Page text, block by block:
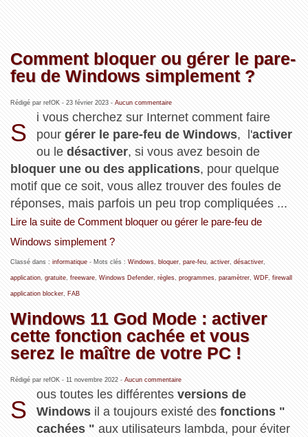
Comment bloquer ou gérer le pare-
feu de Windows simplement ?
Rédigé par refOK - 23 février 2023- Aucun commentaire
S
i vous cherchez sur Internet comment faire
pourgérer le pare-feu de Windows, l'activer
ou ledésactiver, si vous avez besoin de
bloquer une ou des applications, pour quelque
motif que ce soit, vous allez trouver des foules de
réponses, mais parfois un peu trop compliquées ...
Lire la suite de Comment bloquer ou gérer le pare-feu de
Windows simplement ?
Classé dans : informatique- Mots clés : Windows, bloquer, pare-feu, activer, désactiver,
application, gratuite, freeware, Windows Defender, règles, programmes, paramètrer, WDF, firewall
application blocker, FAB
Windows 11 God Mode : activer
cette fonction cachée et vous
serez le maître de votre PC !
Rédigé par refOK - 11 novembre 2022- Aucun commentaire
S
ous toutes les différentesversions de
Windows il a toujours existé desfonctions "
cachées " aux utilisateurs lambda, pour éviter